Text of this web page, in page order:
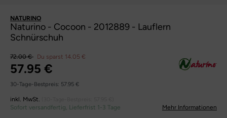
NATURINO
Naturino - Cocoon - 2012889 - Lauflern
Schnürschuh
72.00 € Du sparst 14.05 €
57.95 €
30-Tage-Bestpreis: 57.95 €
inkl. MwSt.
Sofort versandfertig, Lieferfrist 1-3 Tage Mehr Informationen